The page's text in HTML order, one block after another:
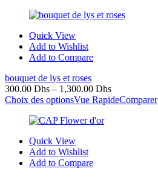
Quick View
Add to Wishlist
Add to Compare
bouquet de lys et roses
300.00 Dhs – 1,300.00 Dhs
Choix des optionsVue RapideComparer
Quick View
Add to Wishlist
Add to Compare